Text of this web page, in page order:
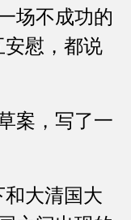
场不成功的
安慰，都说
案，写了一
大清国大